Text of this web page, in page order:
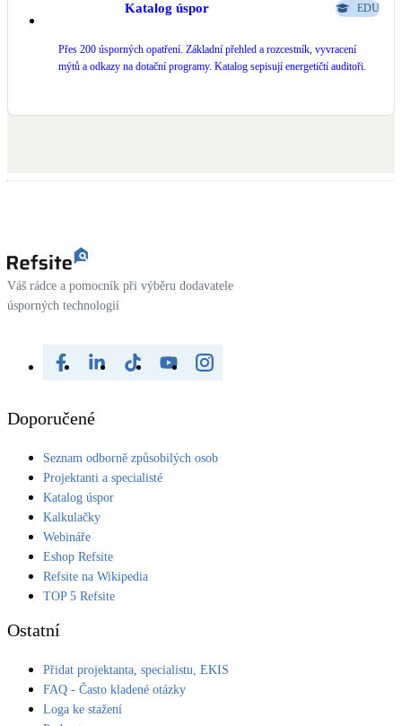
Katalog úspor EDU
Přes 200 úsporných opatření. Základní přehled a rozcestník, vyvracení
mýtů a odkazy na dotační programy. Katalog sepisují energetičtí auditoři.
Váš rádce a pomocník při výběru dodavatele
úsporných technologií
Doporučené
Seznam odborně způsobilých osob
Projektanti a specialisté
Katalog úspor
Kalkulačky
Webináře
Eshop Refsite
Refsite na Wikipedia
TOP 5 Refsite
Ostatní
Přidat projektanta, specialistu, EKIS
FAQ - Často kladené otázky
Loga ke stažení